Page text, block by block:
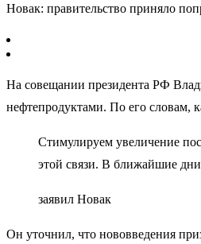
Новак: правительство приняло
На совещании президента РФ
нефтепродуктами. По его словам,
Стимулируем увеличение
этой связи. В ближайшие
заявил Новак
Он уточнил, что нововведения